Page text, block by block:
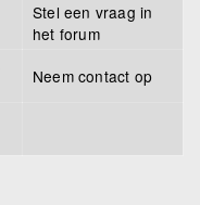
Stel een vraag in
het forum
Neem contact op